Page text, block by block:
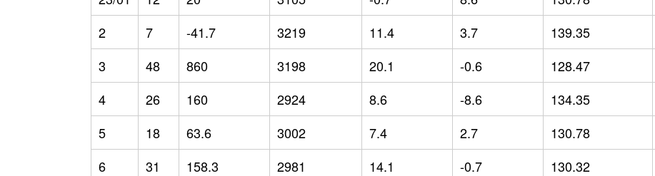
2
7 -41.7 3219 11.4 3.7 139.35
3
48 860 3198 20.1 -0.6 128.47
4
26 160 2924 8.6 -8.6 134.35
5
18 63.6 3002 7.4 2.7 130.78
6
31 158.3 2981 14.1 -0.7 130.32